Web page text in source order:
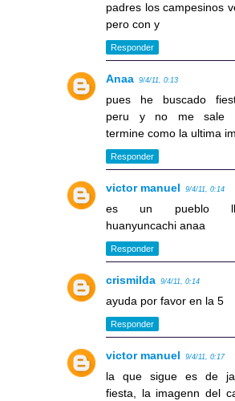
padres los campesinos
pero con y
Responder
Anaa 9/4/11, 0:13
pues he buscado
peru y no me sale
termine como la ultima
Responder
victor manuel 9/4/11, 0:14
es un pueblo
huanyuncachi anaa
Responder
crismilda 9/4/11, 0:14
ayuda por favor en la 5
Responder
victor manuel 9/4/11, 0:17
la que sigue es de
fiesta, la imagenn del